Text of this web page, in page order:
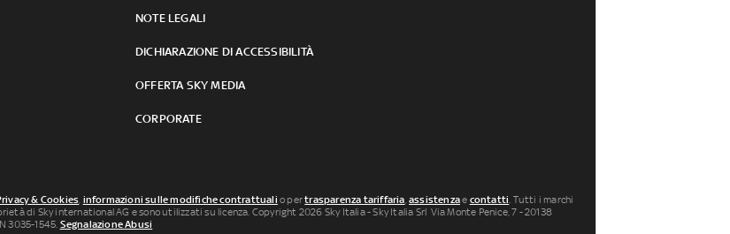
NOTE LEGALI
DICHIARAZIONE DI ACCESSIBILITÀ
OFFERTA SKY MEDIA
CORPORATE
& Cookies, informazioni sulle modifiche contrattuali o pertrasparenza tariffaria,assistenzae contatti. Tutti i marchi
di Sky international AG e sono utilizzati su licenza. Copyright 2026 Sky Italia - Sky Italia Srl Via Monte Penice, 7 - 20138
3035-1545. Segnalazione Abusi